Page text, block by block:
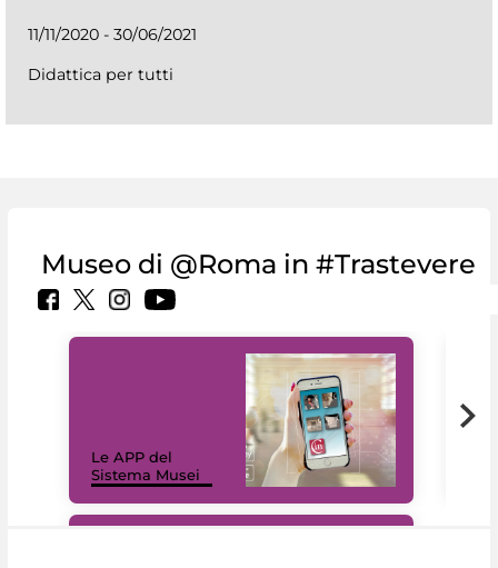
11/11/2020 - 30/06/2021
Didattica per tutti
Museo di @Roma in #Trastevere
Le APP del
Sistema Musei